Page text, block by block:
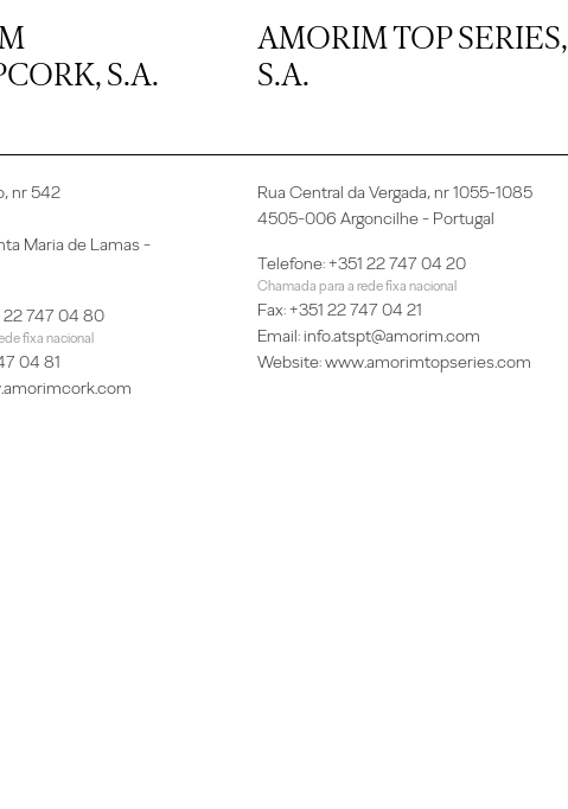
S.A.
nr 542
Maria de Lamas -
22 747 04 80
fixa nacional
04 81
AMORIM TOP SERIES,
S.A.
Rua Central da Vergada, nr 1055-1085
4505-006 Argoncilhe - Portugal
Telefone: +351 22 747 04 20
Chamada para a rede fixa nacional
Fax: +351 22 747 04 21
Email:info.atspt@amorim.com
Website:www.amorimtopseries.com